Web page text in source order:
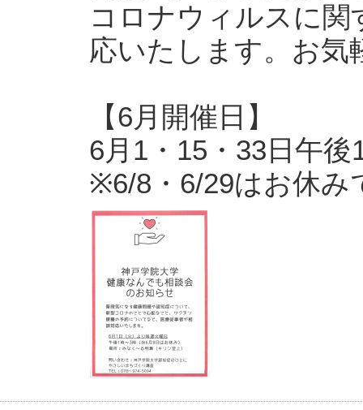
コロナウィルスに
応いたします。お気
【6月開催日】
6月1・15・33日午後
※6/8・6/29はお休み